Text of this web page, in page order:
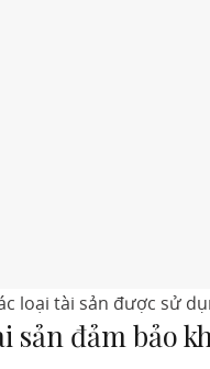
loại tài sản được sử
sản đảm bảo